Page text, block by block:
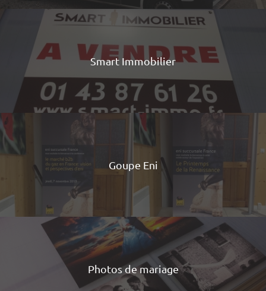
Smart Immobilier
Goupe Eni
Photos de mariage